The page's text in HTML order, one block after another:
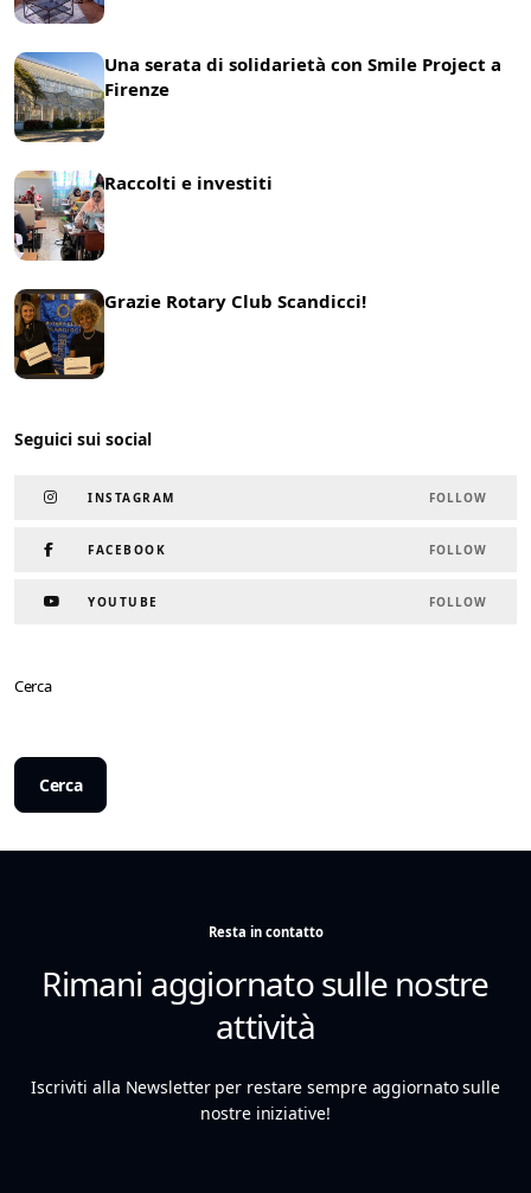
Una serata di solidarietà con Smile Project a
Firenze
Raccolti e investiti
Grazie Rotary Club Scandicci!
Seguici sui social
INSTAGRAM FOLLOW
FACEBOOK FOLLOW
YOUTUBE FOLLOW
Cerca
Cerca
Resta in contatto
Rimani aggiornato sulle nostre
attività
Iscriviti alla Newsletter per restare sempre aggiornato sulle
nostre iniziative!